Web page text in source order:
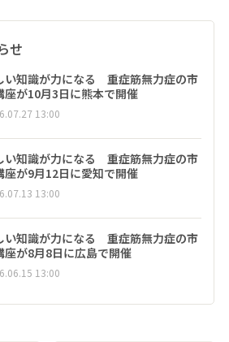
せ
い知識が力になる 重症筋無力症の市
座が10月3日に熊本で開催
13:00
い知識が力になる 重症筋無力症の市
座が9月12日に愛知で開催
13:00
い知識が力になる 重症筋無力症の市
座が8月8日に広島で開催
13:00